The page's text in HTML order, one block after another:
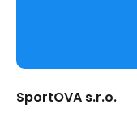
SportOVA s.r.o.